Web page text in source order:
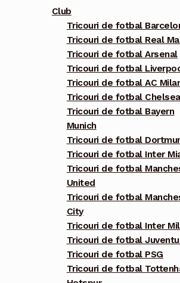
Club
Tricouri de fotbal
Tricouri de fotbal Real
Tricouri de fotbal Arsenal
Tricouri de fotbal
Tricouri de fotbal AC
Tricouri de fotbal Chelsea
Tricouri de fotbal Bayern
Munich
Tricouri de fotbal
Tricouri de fotbal Inter
Tricouri de fotbal
United
Tricouri de fotbal
City
Tricouri de fotbal Inter
Tricouri de fotbal
Tricouri de fotbal PSG
Tricouri de fotbal